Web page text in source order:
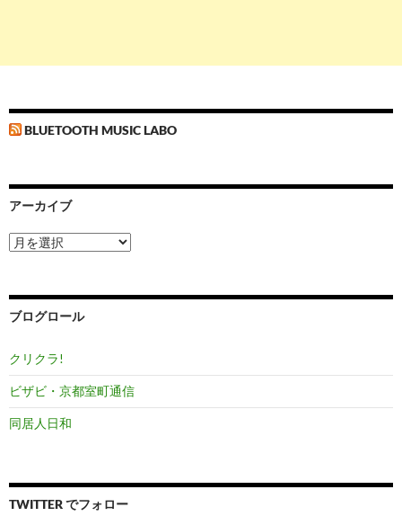
BLUETOOTH MUSIC LABO
アーカイブ
ア
ー
ブ
ブログロール
クリクラ!
ビザビ・京都室町通信
同居人日和
TWITTER でフォロー